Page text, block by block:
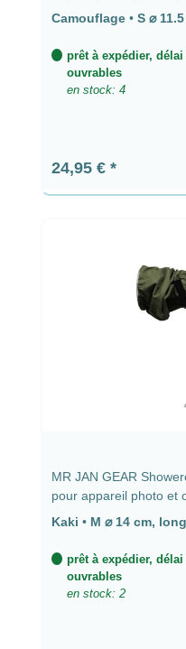
⌀ 11,5 cm, longueur 44
Camouflage • S ⌀
prêt à expédier,
ouvrables
en stock: 4
Prix régulier :
24,95 €
MR JAN GEAR Showercap Protection contre
pour appareil photo et
longueur 52 cm
Kaki • M ⌀ 14 cm,
prêt à expédier,
ouvrables
en stock: 2